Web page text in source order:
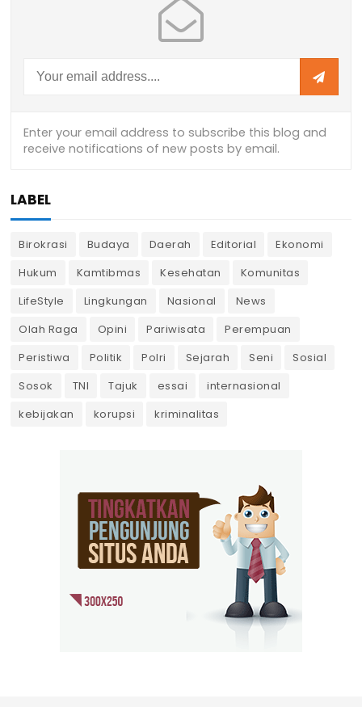
LABEL
Birokrasi Budaya Daerah Editorial
Ekonomi
Hukum
Kamtibmas Kesehatan
Komunitas
LifeStyle
Lingkungan Nasional
News
Olah Raga
Opini Pariwisata
Perempuan
Peristiwa
Politik Polri Sejarah Seni
Sosial
Sosok
TNI Tajuk essai
internasional
kebijakan
korupsi kriminalitas